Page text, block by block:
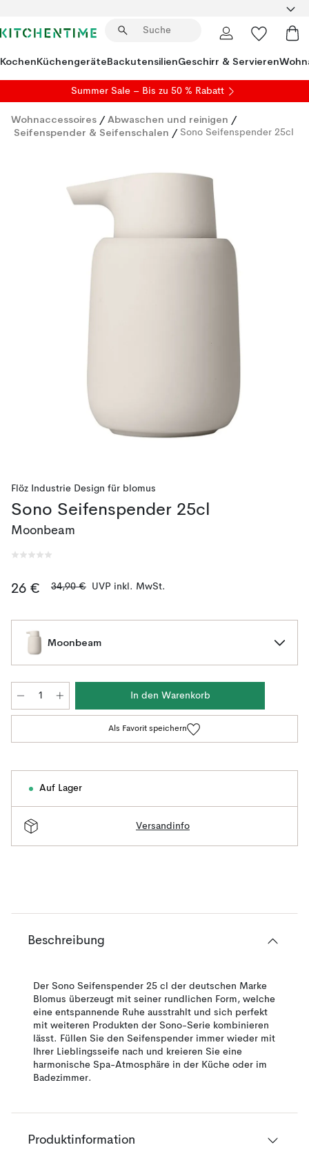
KochenKüchengeräteBackutensilienGeschirr & Servieren
Summer Sale – Bis zu 50 % Rabatt
Wohnaccessoires / Abwaschen und reinigen /
Seifenspender & Seifenschalen / Sono Seifenspender 25cl
Flöz Industrie Design für blomus
Sono Seifenspender 25cl
Moonbeam
26 € 34,90 € UVP inkl. MwSt.
Moonbeam
In den Warenkorb
Als Favorit speichern
Auf Lager
Versandinfo
Beschreibung
Der Sono Seifenspender 25 cl der deutschen Marke
Blomus überzeugt mit seiner rundlichen Form, welche
eine entspannende Ruhe ausstrahlt und sich perfekt
mit weiteren Produkten der Sono-Serie kombinieren
lässt. Füllen Sie den Seifenspender immer wieder mit
Ihrer Lieblingsseife nach und kreieren Sie eine
harmonische Spa-Atmosphäre in der Küche oder im
Badezimmer.
Produktinformation